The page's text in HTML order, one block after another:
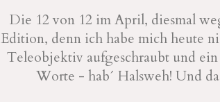
Die 12 von 12 im April, diesmal
Edition, denn ich habe mich heute
Teleobjektiv aufgeschraubt und
Worte - hab´ Halsweh! Und